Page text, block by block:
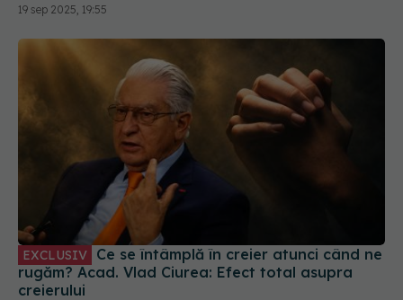
19 sep 2025, 19:55
EXCLUSIV
rugăm? Acad. Vlad Ciurea: Efect total asupra
creierului